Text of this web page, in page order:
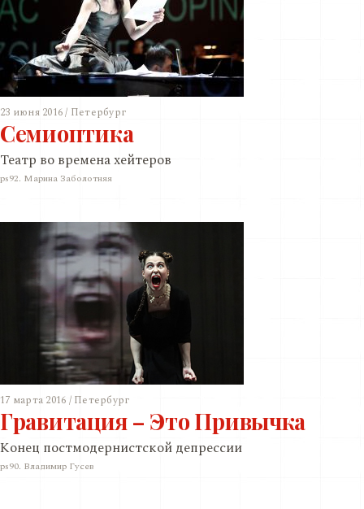
23 июня 2016 / Петербург
Семиоптика
Театр во времена хейтеров
ps92. Марина Заболотняя
17 марта 2016 / Петербург
Гравитация – Это Привычка
Конец постмодернистской депрессии
ps90. Владимир Гусев